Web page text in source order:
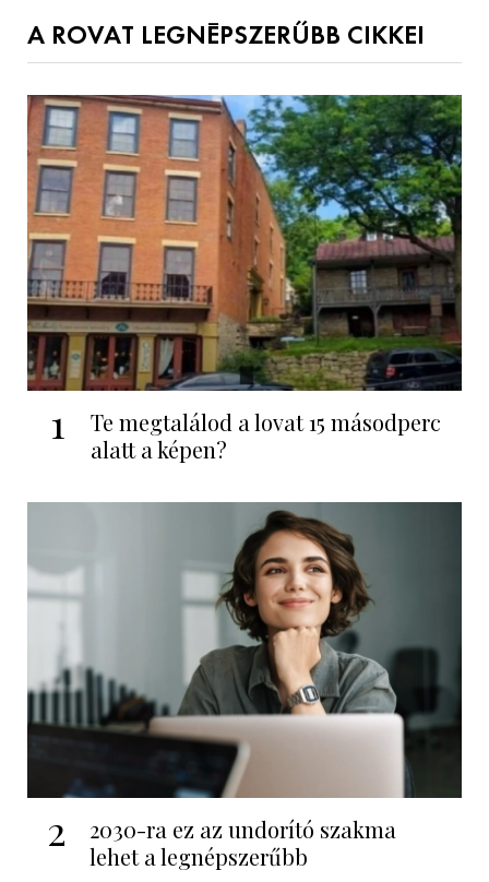
A ROVAT LEGNÉPSZERŰBB CIKKEI
1
Te megtalálod a lovat 15 másodperc
alatt a képen?
2
2030-ra ez az undorító szakma
lehet a legnépszerűbb